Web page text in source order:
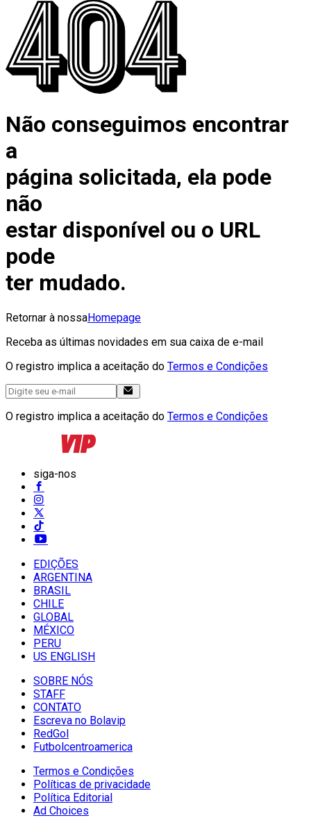
Não conseguimos encontrar
a
página solicitada, ela pode
não
estar disponível ou o URL
pode
ter mudado.
Retornar à nossaHomepage
Receba as últimas novidades em sua caixa de e-mail
O registro implica a aceitação do Termos e Condições
O registro implica a aceitação do Termos e Condições
siga-nos
EDIÇÕES
ARGENTINA
BRASIL
CHILE
GLOBAL
MÉXICO
PERU
US ENGLISH
SOBRE NÓS
STAFF
CONTATO
Escreva no Bolavip
RedGol
Futbolcentroamerica
Termos e Condições
Políticas de privacidade
Política Editorial
Ad Choices